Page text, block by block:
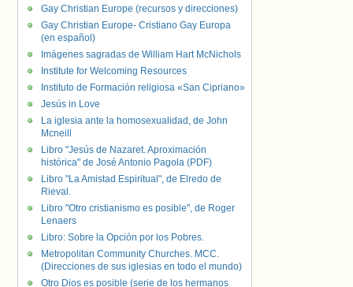
Gay Christian Europe (recursos y direcciones)
Gay Christian Europe- Cristiano Gay Europa
(en español)
Imágenes sagradas de William Hart McNichols
Institute for Welcoming Resources
Instituto de Formación religiosa «San Cipriano»
Jesús in Love
La iglesia ante la homosexualidad, de John
Mcneill
Libro "Jesús de Nazaret. Aproximación
histórica" de José Antonio Pagola (PDF)
Libro "La Amistad Espiritual", de Elredo de
Rieval.
Libro "Otro cristianismo es posible", de Roger
Lenaers
Libro: Sobre la Opción por los Pobres.
Metropolitan Community Churches. MCC.
(Direcciones de sus iglesias en todo el mundo)
Otro Dios es posible (serie de los hermanos